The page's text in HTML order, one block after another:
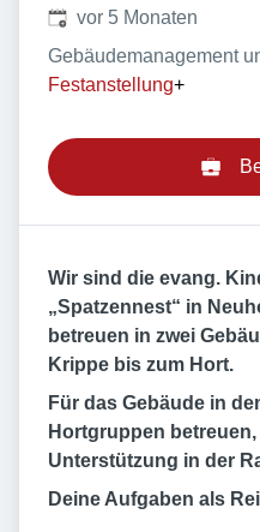
Veröffentlicht:
vor 5 Monaten
Gebäudemanagement
Festanstellung+
Wir sind die evang.
„Spatzennest“ in
betreuen in zwei
Krippe bis zum Hort.
Für das Gebäude in
Hortgruppen
Unterstützung in der
Deine Aufgaben als